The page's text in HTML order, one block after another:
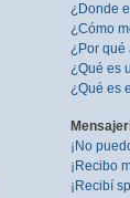
¿Donde
¿Cómo
¿Por qué
¿Qué es
¿Qué es
¡No
¡Recibo
¡Recibí